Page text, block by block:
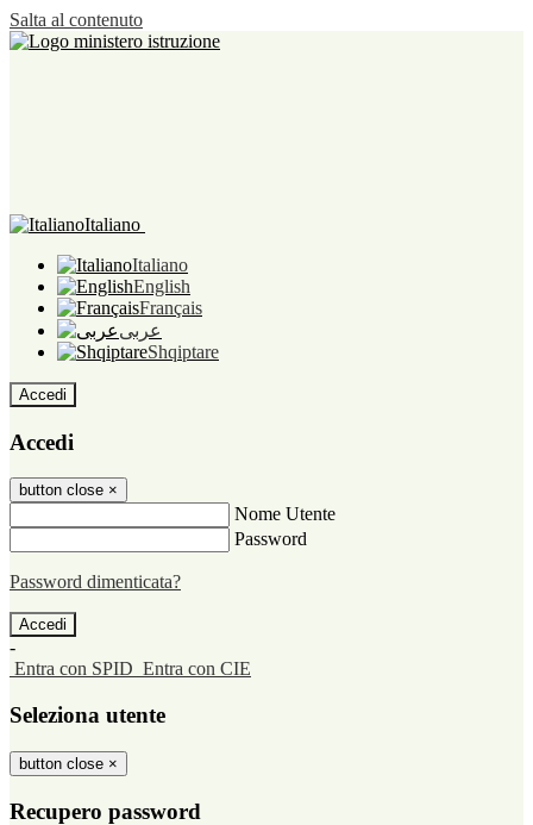
Salta al contenuto
Italiano
Italiano
English
Français
عربى
Shqiptare
Accedi
Accedi
button close ×
Nome Utente
Password
Password dimenticata?
-
Entra con SPID Entra con CIE
Seleziona utente
button close ×
Recupero password